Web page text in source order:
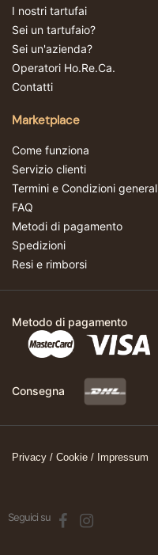
I nostri tartufai
Sei un tartufaio?
Sei un'azienda?
Operatori Ho.Re.Ca.
Contatti
Marketplace
Come funziona
Servizio clienti
Termini e Condizioni
FAQ
Metodi di pagamento
Spedizioni
Resi e rimborsi
Metodo di pagamento
Consegna
Privacy / Cookie / Impressum
Seguici su